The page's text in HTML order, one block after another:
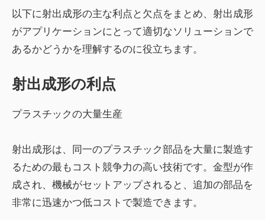
以下に射出成形の主な利点と欠点をまとめ、射出成形
がアプリケーションにとって適切なソリューションで
あるかどうかを理解するのに役立ちます。
射出成形の利点
プラスチックの大量生産
射出成形は、同一のプラスチック部品を大量に製造す
るための最もコスト競争力の高い技術です。金型が作
成され、機械がセットアップされると、追加の部品を
非常に迅速かつ低コストで製造できます。